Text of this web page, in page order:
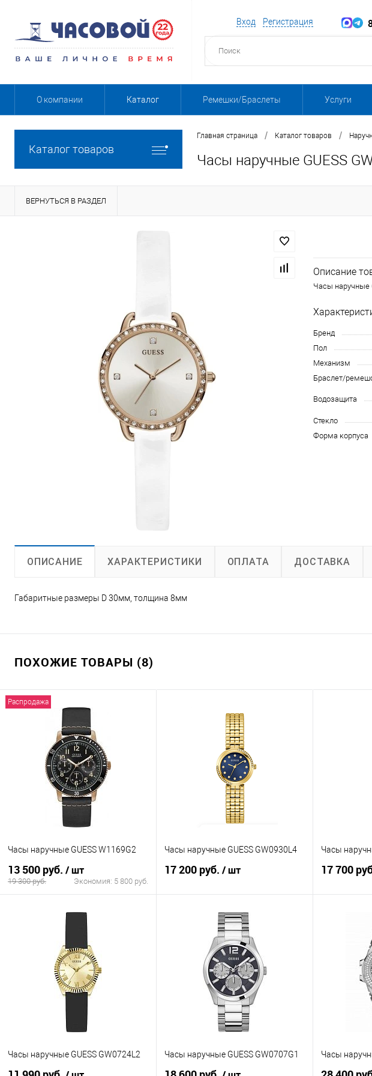
Вход Регистрация
О компании Каталог Ремешки/Браслеты Услуги
Каталог товаров
Главная страница / Каталог товаров /
Часы наручные GUESS
ВЕРНУТЬСЯ В РАЗДЕЛ
Описание
Часы наручные
Бренд
Пол
Механизм
Браслет/
Водозащита
Стекло
Форма корпуса
ОПИСАНИЕ ХАРАКТЕРИСТИКИ ОПЛАТА ДОСТАВКА
Габаритные размеры D 30мм, толщина 8мм
ПОХОЖИЕ ТОВАРЫ (8)
Распродажа
Часы наручные GUESS W1169G2
13 500 руб. / шт
19 300 руб. Экономия: 5 800 руб.
В корзину
Купить в 1 клик
В избранное
В наличии
Часы наручные GUESS GW0930L4
17 200 руб. / шт
В корзину
Купить в 1 клик
К сравнению
В избранное
В наличии
Часы
17 700
Купить в
В
Часы наручные GUESS GW0724L2 Часы наручные GUESS GW0707G1 Часы